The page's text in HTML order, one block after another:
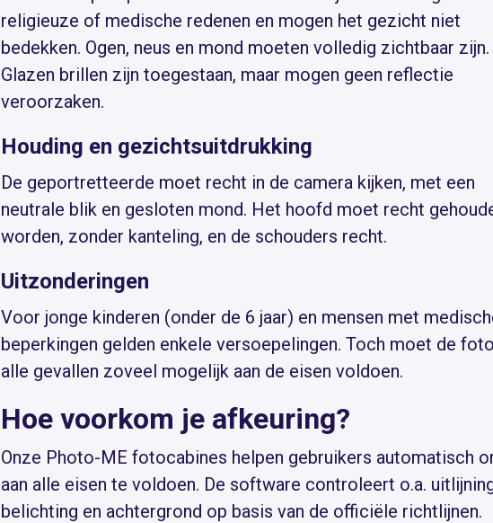
religieuze of medische redenen en mogen het gezicht niet
bedekken. Ogen, neus en mond moeten volledig zichtbaar zijn.
Glazen brillen zijn toegestaan, maar mogen geen reflectie
veroorzaken.
Houding en gezichtsuitdrukking
De geportretteerde moet recht in de camera kijken, met een
neutrale blik en gesloten mond. Het hoofd moet recht
worden, zonder kanteling, en de schouders recht.
Uitzonderingen
Voor jonge kinderen (onder de 6 jaar) en mensen met
beperkingen gelden enkele versoepelingen. Toch moet de
alle gevallen zoveel mogelijk aan de eisen voldoen.
Hoe voorkom je afkeuring?
Onze Photo-ME fotocabines helpen gebruikers automatisch
aan alle eisen te voldoen. De software controleert o.a.
belichting en achtergrond op basis van de officiële richtlijnen.